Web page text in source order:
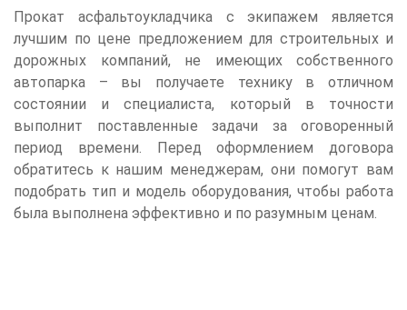
Прокат асфальтоукладчика с экипажем является
лучшим по цене предложением для строительных и
дорожных компаний, не имеющих собственного
автопарка – вы получаете технику в отличном
состоянии и специалиста, который в точности
выполнит поставленные задачи за оговоренный
период времени. Перед оформлением договора
обратитесь к нашим менеджерам, они помогут вам
подобрать тип и модель оборудования, чтобы работа
была выполнена эффективно и по разумным ценам.